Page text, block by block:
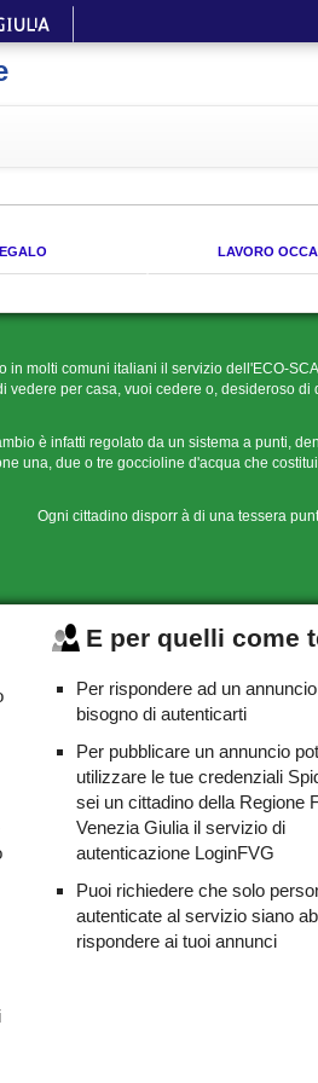
LAVORO
in molti comuni italiani il servizio dell'ECO-
vedere per casa, vuoi cedere o, desideroso
è infatti regolato da un sistema a punti,
una, due o tre goccioline d'acqua che
Ogni cittadino disporr à di una tessera
E per quelli come
Per rispondere ad un
bisogno di autenticarti
Per pubblicare un annuncio
utilizzare le tue credenziali
sei un cittadino della Regione
Venezia Giulia il servizio di
autenticazione LoginFVG
Puoi richiedere che solo
autenticate al servizio siano
rispondere ai tuoi annunci